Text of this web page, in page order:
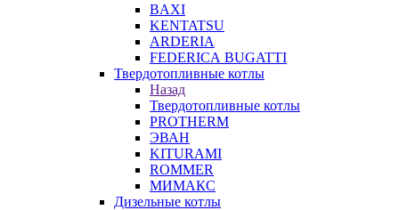
BAXI
KENTATSU
ARDERIA
FEDERICА BUGATTI
Твердотопливные котлы
Назад
Твердотопливные котлы
PROTHERM
ЭВАН
KITURAMI
ROMMER
МИМАКС
Дизельные котлы